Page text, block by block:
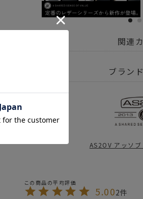
CORDURA DOBBY
305D 2WAY BAG
Sサイズ / ショルダ
¥15,400（税込）
AS2OV (アッソブ)
SHOULDER 巾着シ ョ
¥
関連
WATER
AS2OV TRAVEL FAIR
UNBY BSET GIFT LIST 24
BRAND AS2OV アッソブ
ブラン
AS2OV アッソ
5.002